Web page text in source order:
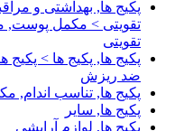
پکیج ها, بهداشتی و
تقویتی > مکمل پوست,
تقویتی
پکیج ها, پکیج ها >
ضد ریزش
پکیج ها, تناسب اندام,
پکیج ها, سایر
پکیج ها, لوازم آرایشی